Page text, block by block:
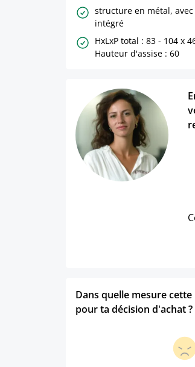
structure en métal,
intégré
HxLxP total : 83 - 104 x
Hauteur d'assise : 60
Dans quelle mesure
pour ta décision d'achat ?